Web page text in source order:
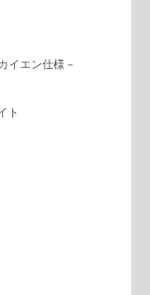
イエン仕様－
ト